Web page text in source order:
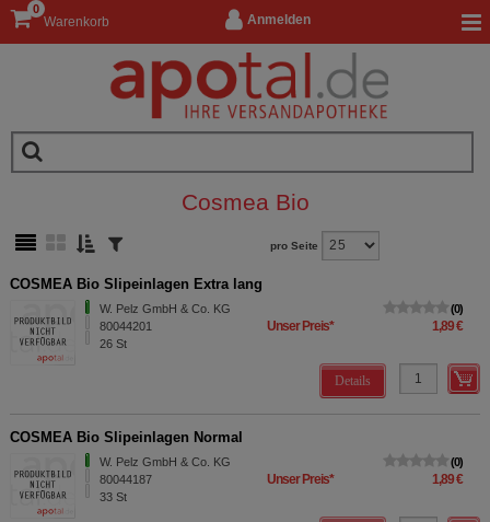
Anmelden
Warenkorb
0
Cosmea Bio
pro Seite
COSMEA Bio Slipeinlagen Extra lang
W. Pelz GmbH & Co. KG
80044201
26 St
0
Unser Preis* 1,89 €
Details
COSMEA Bio Slipeinlagen Normal
W. Pelz GmbH & Co. KG
80044187
33 St
0
Unser Preis* 1,89 €